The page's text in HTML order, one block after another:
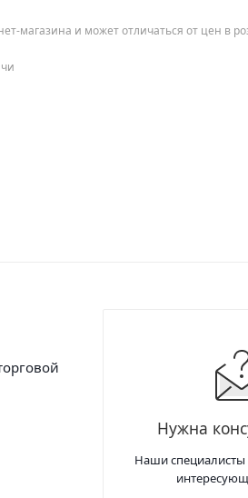
магазина и может отличаться от цен в
Нужна
Наши специалисты